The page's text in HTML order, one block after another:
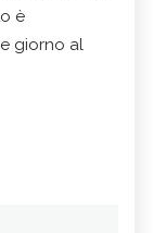
è
giorno al